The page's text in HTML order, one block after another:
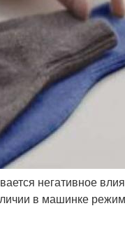
негативное
в машинке